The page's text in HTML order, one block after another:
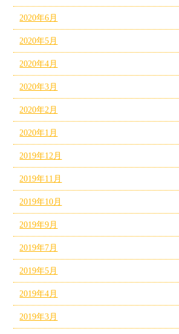
2020年6月
2020年5月
2020年4月
2020年3月
2020年2月
2020年1月
2019年12月
2019年11月
2019年10月
2019年9月
2019年7月
2019年5月
2019年4月
2019年3月